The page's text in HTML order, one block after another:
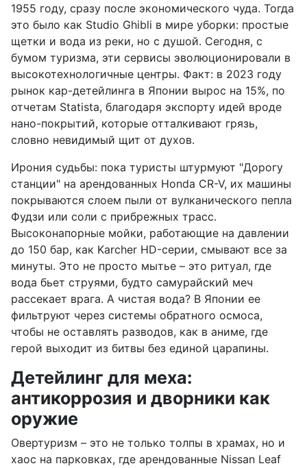
1955 году, сразу после экономического чуда. Тогда
это было как Studio Ghibli в мире уборки: простые
щетки и вода из реки, но с душой. Сегодня, с
бумом туризма, эти сервисы эволюционировали в
высокотехнологичные центры. Факт: в 2023 году
рынок кар-детейлинга в Японии вырос на 15%, по
отчетам Statista, благодаря экспорту идей вроде
нано-покрытий, которые отталкивают грязь,
словно невидимый щит от духов.
Ирония судьбы: пока туристы штурмуют "Дорогу
станции" на арендованных Honda CR-V, их машины
покрываются слоем пыли от вулканического пепла
Фудзи или соли с прибрежных трасс.
Высоконапорные мойки, работающие на давлении
до 150 бар, как Karcher HD-серии, смывают все за
минуты. Это не просто мытье – это ритуал, где
вода бьет струями, будто самурайский меч
рассекает врага. А чистая вода? В Японии ее
фильтруют через системы обратного осмоса,
чтобы не оставлять разводов, как в аниме, где
герой выходит из битвы без единой царапины.
Детейлинг для меха:
антикоррозия и дворники как
оружие
Овертуризм – это не только толпы в храмах, но и
хаос на парковках, где арендованные Nissan Leaf